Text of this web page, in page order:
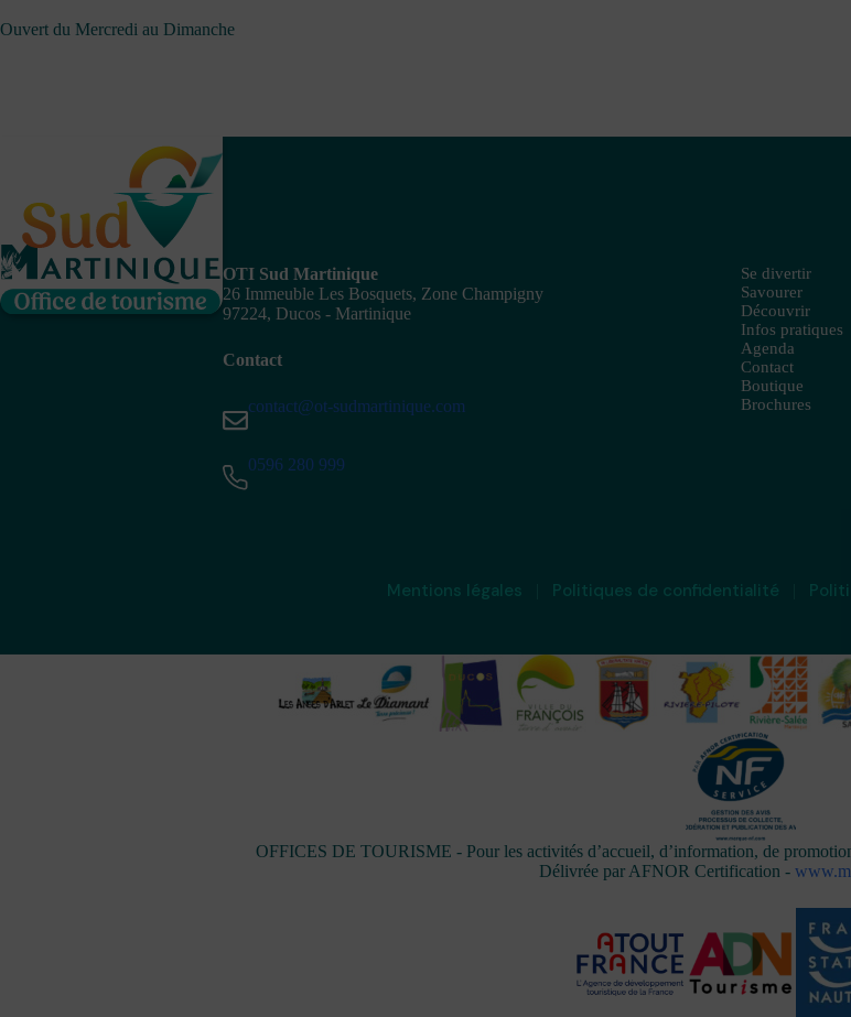
Ouvert du Mercredi au Dimanche
OTI Sud Martinique
26 Immeuble Les Bosquets, Zone Champigny
97224, Ducos - Martinique
Contact
contact@ot-sudmartinique.com
0596 280 999
Se divertir
Savourer
Découvrir
Infos pratiques
Agenda
Contact
Boutique
Brochures
Mentions légales Politiques de confidentialité
OFFICES DE TOURISME - Pour les activités d’accueil, d’information, de
Délivrée par AFNOR Certification -